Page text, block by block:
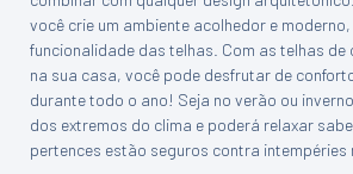
você crie um ambiente acolhedor e
funcionalidade das telhas. Com as telhas
na sua casa, você pode desfrutar de
durante todo o ano! Seja no verão ou
dos extremos do clima e poderá relaxar
pertences estão seguros contra intempéries